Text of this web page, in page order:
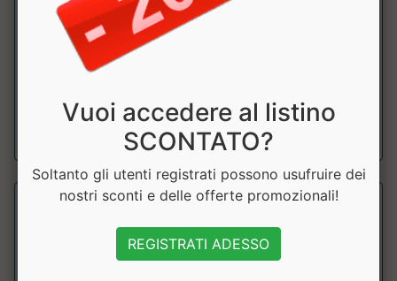
+Watt
Acido linoleico coniugato. Ideale per chi fa pratica attività
a partire da € 26.40
sconto 20%
Vuoi accedere al listino
SCONTATO?
Soltanto gli utenti registrati possono usufruire dei
nostri sconti e delle offerte promozionali!
REGISTRATI ADESSO